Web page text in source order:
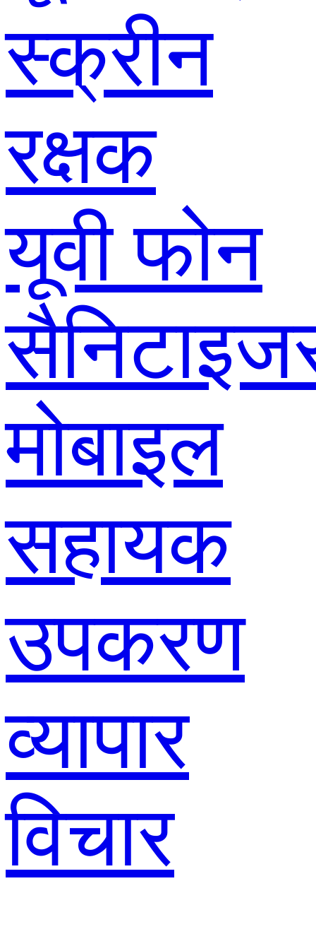
स्क्रीन
रक्षक
यूवी फोन
मोबाइल
सहायक
उपकरण
व्यापार
विचार